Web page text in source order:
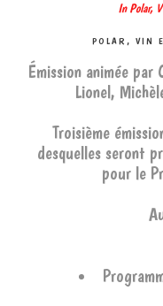
In Polar,
POLAR, VIN
Émission animée
Lionel,
Troisième
desquelles seront
pour le